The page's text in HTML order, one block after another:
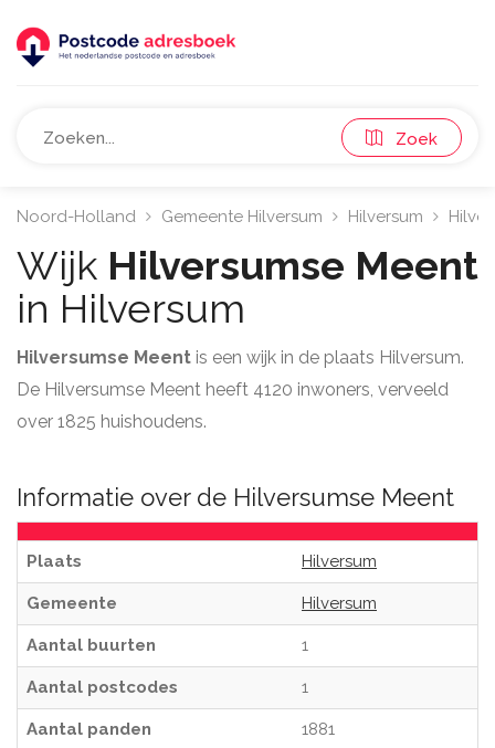
Zoek
Noord-Holland Gemeente Hilversum Hilversum
Wijk Hilversumse Meent
in Hilversum
Hilversumse Meent is een wijk in de plaats Hilversum.
De Hilversumse Meent heeft 4120 inwoners, verveeld
over 1825 huishoudens.
Informatie over de Hilversumse Meent
Plaats Hilversum
Gemeente Hilversum
Aantal buurten 1
Aantal postcodes 1
Aantal panden 1881